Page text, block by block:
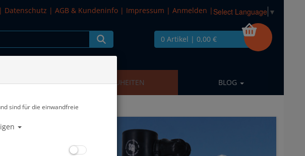
| Datenschutz | AGB & Kundeninfo | Impressum | Anmelden | Select Language ▼
0 Artikel | 0,00 €
SALE NEUHEITEN BLOG
sind für die einwandfreie